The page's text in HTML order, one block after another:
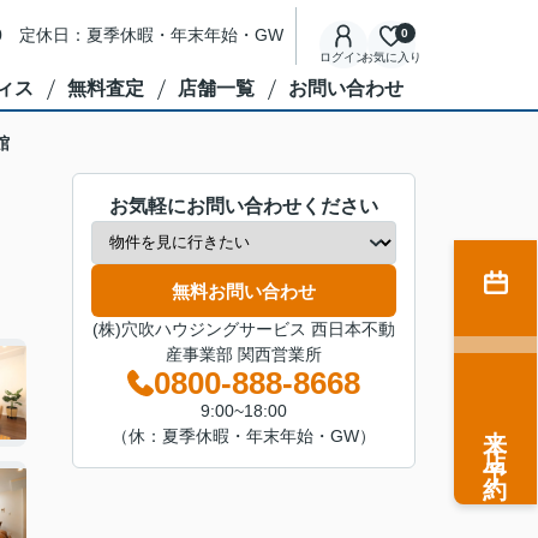
定休日：夏季休暇・年末年始・GW
ログインお気に入り
0
ス 無料査定 店舗一覧 お問い合わせ
お気軽にお問い合わせください
無料お問い合わせ
(株)穴吹ハウジングサービス 西日本不動
産事業部 関西営業所
0800-888-8668
9:00~18:00
（休：夏季休暇・年末年始・GW）
来店予約